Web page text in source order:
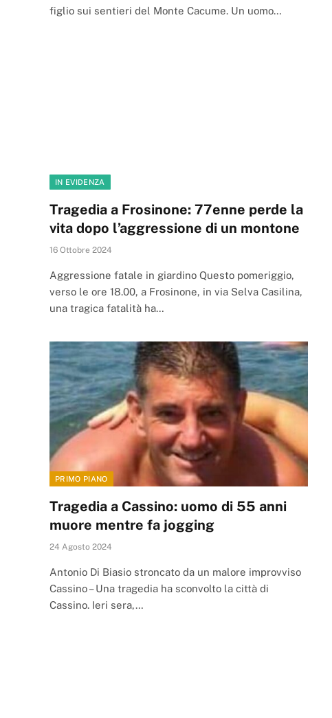
figlio sui sentieri del Monte Cacume. Un uomo…
IN EVIDENZA
Tragedia a Frosinone: 77enne perde la
vita dopo l’aggressione di un montone
16 Ottobre 2024
Aggressione fatale in giardino Questo pomeriggio,
verso le ore 18.00, a Frosinone, in via Selva Casilina,
una tragica fatalità ha…
PRIMO PIANO
Tragedia a Cassino: uomo di 55 anni
muore mentre fa jogging
24 Agosto 2024
Antonio Di Biasio stroncato da un malore improvviso
Cassino – Una tragedia ha sconvolto la città di
Cassino. Ieri sera,…